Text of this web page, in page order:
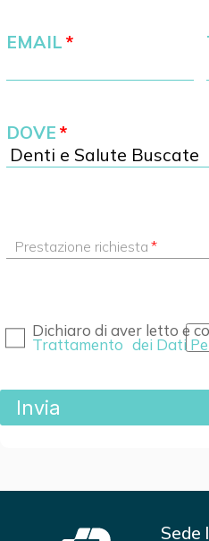
EMAIL
DOVE
Prestazione richiesta
Dichiaro di aver letto e
Trattamento dei Dati
Sede